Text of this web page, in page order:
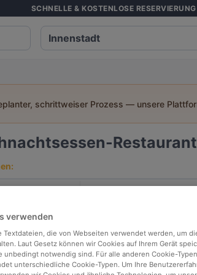
SCHNELLE & KOSTENLOSE RESERVIERUNG
schrittweiser Prozess — unsere
In der Nähe
verwenden
Textdateien, die von Webseiten verwendet werden, um
Laut Gesetz können wir Cookies auf Ihrem Gerät
unbedingt notwendig sind. Für alle anderen Cookie-
unterschiedliche Cookie-Typen. Um Ihre